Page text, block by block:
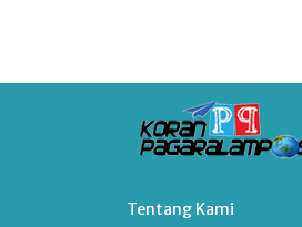
Tentang Kami